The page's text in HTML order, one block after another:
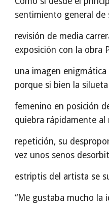
sentimiento general de
revisión de media
exposición con la obra
una imagen
porque si bien la
femenino en posición
quiebra rápidamente al
repetición, su
vez unos senos
estriptis del artista se
“Me gustaba mucho la